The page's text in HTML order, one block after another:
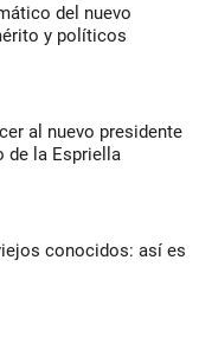
del nuevo
y políticos
al nuevo presidente
de la Espriella
conocidos: así es